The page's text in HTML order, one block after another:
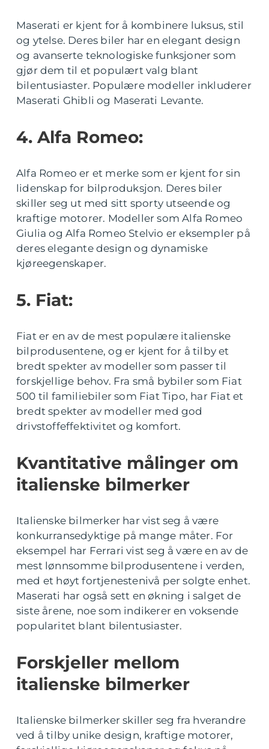
Maserati er kjent for å kombinere luksus, stil
og ytelse. Deres biler har en elegant design
og avanserte teknologiske funksjoner som
gjør dem til et populært valg blant
bilentusiaster. Populære modeller inkluderer
Maserati Ghibli og Maserati Levante.
4. Alfa Romeo:
Alfa Romeo er et merke som er kjent for sin
lidenskap for bilproduksjon. Deres biler
skiller seg ut med sitt sporty utseende og
kraftige motorer. Modeller som Alfa Romeo
Giulia og Alfa Romeo Stelvio er eksempler på
deres elegante design og dynamiske
kjøreegenskaper.
5. Fiat:
Fiat er en av de mest populære italienske
bilprodusentene, og er kjent for å tilby et
bredt spekter av modeller som passer til
forskjellige behov. Fra små bybiler som Fiat
500 til familiebiler som Fiat Tipo, har Fiat et
bredt spekter av modeller med god
drivstoffeffektivitet og komfort.
Kvantitative målinger om
italienske bilmerker
Italienske bilmerker har vist seg å være
konkurransedyktige på mange måter. For
eksempel har Ferrari vist seg å være en av de
mest lønnsomme bilprodusentene i verden,
med et høyt fortjenestenivå per solgte enhet.
Maserati har også sett en økning i salget de
siste årene, noe som indikerer en voksende
popularitet blant bilentusiaster.
Forskjeller mellom
italienske bilmerker
Italienske bilmerker skiller seg fra hverandre
ved å tilby unike design, kraftige motorer,